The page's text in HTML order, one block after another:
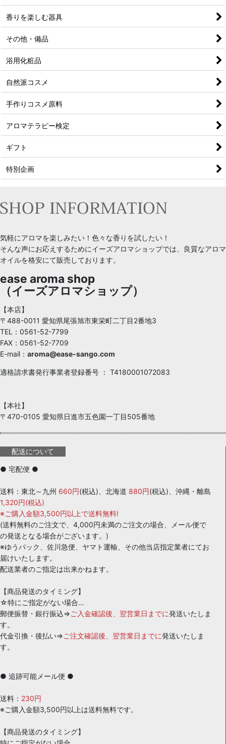
香りを楽しむ器具
その他・備品
浴用化粧品
自然派コスメ
手作りコスメ原料
アロマテラピー検定
ギフト
特別企画
気軽にアロマを楽しみたい！色々な香りを試したい！
そんな声にお応えするためにイーズアロマショップでは、良質なアロマ
オイルを格安にて販売しております。
ease aroma shop
（イーズアロマショップ）
【本店】
〒488-0011 愛知県尾張旭市東栄町二丁目2番地3
TEL：0561-52-7799
FAX：0561-52-7709
E-mail： aroma@ease-sango.com
適格請求書発行事業者登録番号 ： T4180001072083
【本社】
〒470-0105 愛知県日進市五色園一丁目505番地
配送について
● 宅配便 ●
送料：東北～九州 660円(税込)、北海道 880円(税込)、沖縄・離島
1,320円(税込)
※ご購入金額3,500円以上で送料無料!
(送料無料のご注文で、4,000円未満のご注文の場合、メール便で
の発送となる場合がございます。)
※ゆうパック、佐川急便、ヤマト運輸、その他当店指定業者にてお
届けいたします。
配送業者のご指定は出来かねます。
【商品発送のタイミング】
☆特にご指定がない場合…
郵便振替・銀行振込⇒ご入金確認後、翌営業日までに発送いたしま
す。
代金引換・後払い⇒ご注文確認後、翌営業日までに発送いたしま
す。
● 追跡可能メール便 ●
送料： 230円
※ご購入金額3,500円以上は送料無料です。
【商品発送のタイミング】